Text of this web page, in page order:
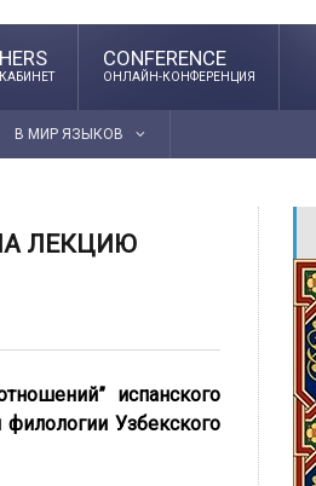
CONFERENCE
ОНЛАЙН-КОНФЕРЕНЦИЯ
В МИР ЯЗЫКОВ
ЛЕКЦИЮ
испанского
Узбекского